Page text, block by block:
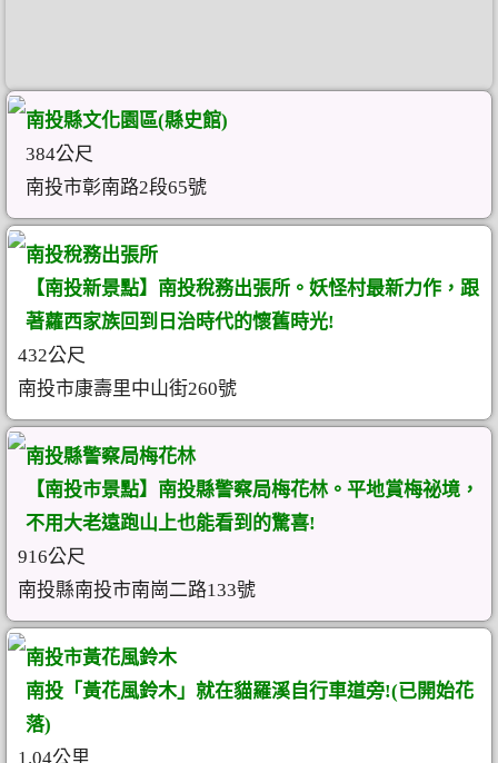
南投縣文化園區(縣史館)
384公尺
南投市彰南路2段65號
南投稅務出張所
【南投新景點】南投稅務出張所。妖怪村最新力作，跟
著蘿西家族回到日治時代的懷舊時光!
432公尺
南投市康壽里中山街260號
南投縣警察局梅花林
【南投市景點】南投縣警察局梅花林。平地賞梅祕境，
不用大老遠跑山上也能看到的驚喜!
916公尺
南投縣南投市南崗二路133號
南投市黃花風鈴木
南投「黃花風鈴木」就在貓羅溪自行車道旁!(已開始花
落)
1.04公里